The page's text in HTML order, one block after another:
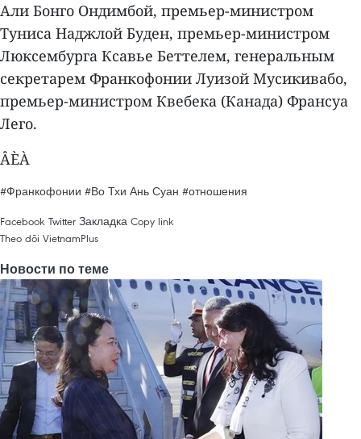
Али Бонго Ондимбой, премьер-министром
Туниса Наджлой Буден, премьер-министром
Люксембурга Ксавье Беттелем, генеральным
секретарем Франкофонии Луизой Мусикивабо,
премьер-министром Квебека (Канада) Франсуа
Лего.
ÂÈÀ
#Франкофонии #Во Тхи Ань Суан #отношения
Facebook Twitter Закладка Copy link
Theo dõi VietnamPlus
Новости по теме